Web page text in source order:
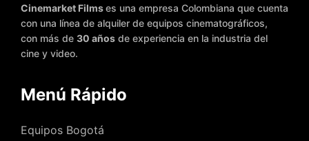
Cinemarket Filmses una empresa Colombiana que cuenta
con una línea de alquiler de equipos cinematográficos,
con más de 30 años de experiencia en la industria del
cine y video.
Menú Rápido
Equipos Bogotá